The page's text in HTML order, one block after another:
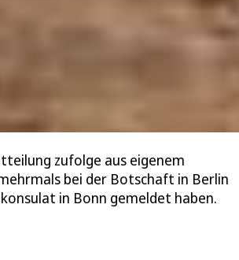
zufolge aus eigenem
bei der Botschaft in Berlin
in Bonn gemeldet haben.